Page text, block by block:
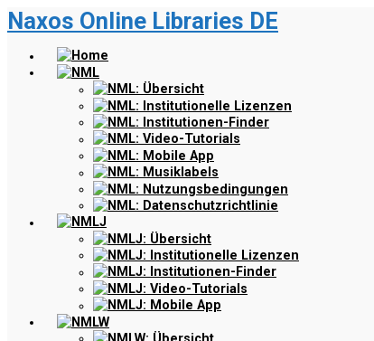
Zum
Hauptinhalt
springen
Naxos Online Libraries DE
Home
NML
NML: Übersicht
NML: Institutionelle Lizenzen
NML: Institutionen-Finder
NML: Video-Tutorials
NML: Mobile App
NML: Musiklabels
NML: Nutzungsbedingungen
NML: Datenschutzrichtlinie
NMLJ
NMLJ: Übersicht
NMLJ: Institutionelle Lizenzen
NMLJ: Institutionen-Finder
NMLJ: Video-Tutorials
NMLJ: Mobile App
NMLW